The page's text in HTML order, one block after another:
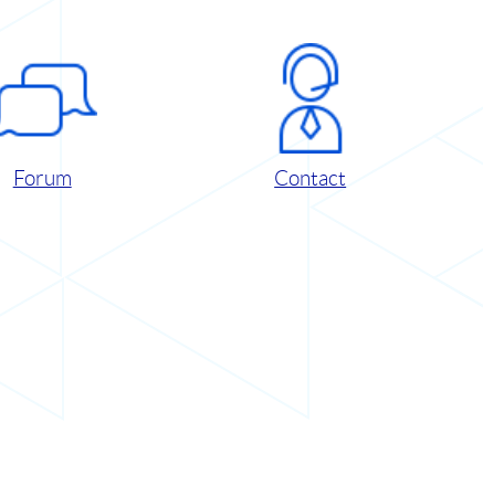
Forum Contact